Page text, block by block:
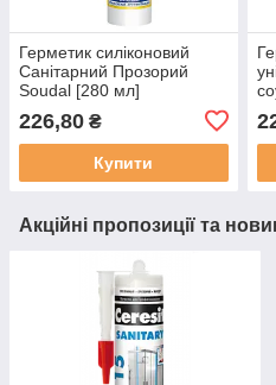
Герметик силіконовий
Санітарний Прозорий
Soudal [280 мл]
226,80 ₴
Купити
Акційні пропозиції та